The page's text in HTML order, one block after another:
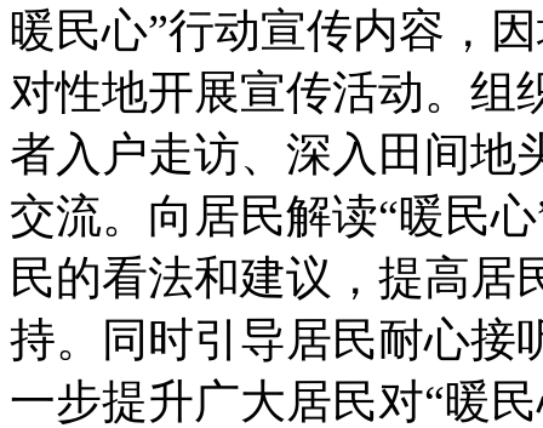
暖民心”行动宣传内容，
对性地开展宣传活动。组
者入户走访、深入田间地
交流。向居民解读“暖民
民的看法和建议，提高居
持。同时引导居民耐心接
一步提升广大居民对“暖